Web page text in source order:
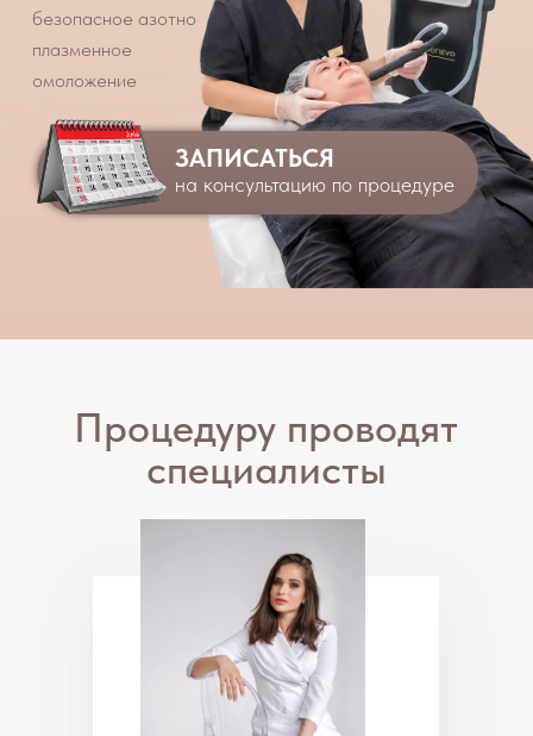
Процедуру проводят
специалисты
Науменко Мария
Юрьевна
дерматовенеролог
NeoGen EVO
плазменного омоложения